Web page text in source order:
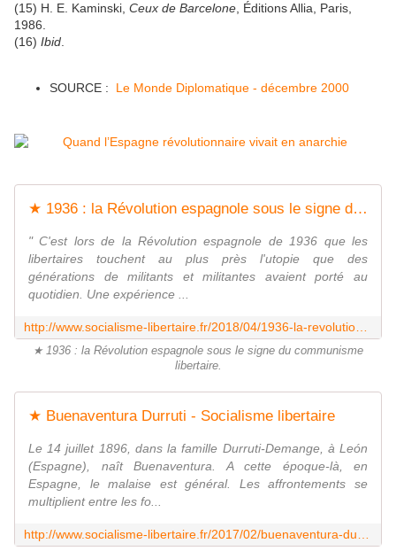
(15) H. E. Kaminski, Ceux de Barcelone , Éditions Allia, Paris,
1986.
(16) Ibid
SOURCE : Le Monde Diplomatique - décembre 2000
★ 1936 : la Révolution espagnole sous le signe du communisme libertaire - Socialisme libertaire
" C'est lors de la Révolution espagnole de 1936 que les
libertaires touchent au plus près l'utopie que des
générations de militants et militantes avaient porté au
quotidien. Une expérience ...
★ 1936 : la Révolution espagnole sous le signe du communisme
libertaire.
★ Buenaventura Durruti - Socialisme libertaire
Le 14 juillet 1896, dans la famille Durruti-Demange, à León
(Espagne), naît Buenaventura. A cette époque-là, en
Espagne, le malaise est général. Les affrontements se
multiplient entre les fo...